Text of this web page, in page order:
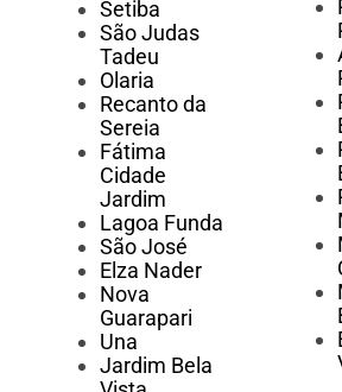
Setiba
São Judas
Tadeu
Olaria
Recanto da
Sereia
Fátima
Cidade
Jardim
Lagoa Funda
São José
Elza Nader
Nova
Guarapari
Una
Jardim Bela